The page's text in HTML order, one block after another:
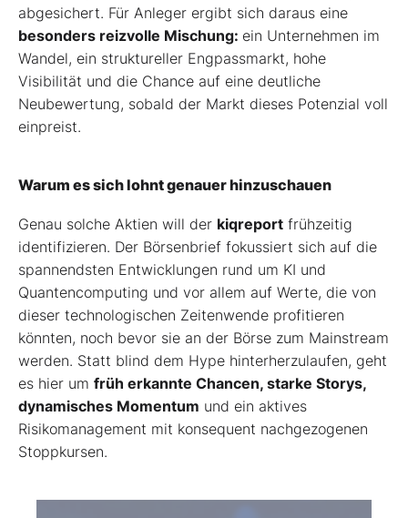
abgesichert. Für Anleger ergibt sich daraus eine
besonders reizvolle Mischung: ein Unternehmen im
Wandel, ein struktureller Engpassmarkt, hohe
Visibilität und die Chance auf eine deutliche
Neubewertung, sobald der Markt dieses Potenzial voll
einpreist.
Warum es sich lohnt genauer hinzuschauen
Genau solche Aktien will der kiqreport frühzeitig
identifizieren. Der Börsenbrief fokussiert sich auf die
spannendsten Entwicklungen rund um KI und
Quantencomputing und vor allem auf Werte, die von
dieser technologischen Zeitenwende profitieren
könnten, noch bevor sie an der Börse zum Mainstream
werden. Statt blind dem Hype hinterherzulaufen, geht
es hier um früh erkannte Chancen, starke Storys,
dynamisches Momentum und ein aktives
Risikomanagement mit konsequent nachgezogenen
Stoppkursen.